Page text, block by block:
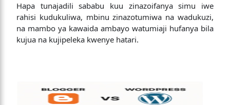
Hapa tunajadili sababu kuu zinazoifanya simu iwe
rahisi kudukuliwa, mbinu zinazotumiwa na wadukuzi,
na mambo ya kawaida ambayo watumiaji hufanya bila
kujua na kujipeleka kwenye hatari.